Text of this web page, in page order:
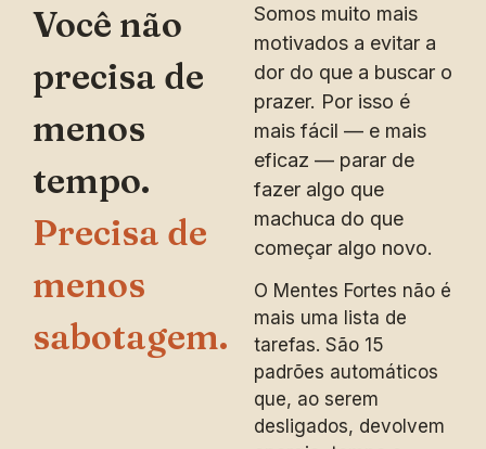
Você não
precisa de
menos
tempo.
Precisa de
menos
sabotagem.
Somos muito mais
motivados a evitar a
dor do que a buscar o
prazer. Por isso é
mais fácil — e mais
eficaz — parar de
fazer algo que
machuca do que
começar algo novo.
O Mentes Fortes não é
mais uma lista de
tarefas. São 15
padrões automáticos
que, ao serem
desligados, devolvem